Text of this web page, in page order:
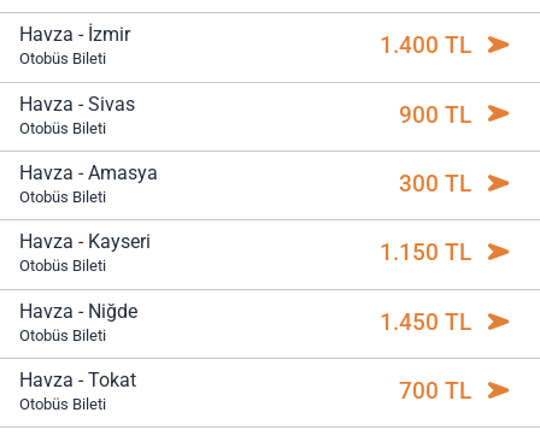
Havza - İzmir
Otobüs Bileti 1.400 TL
Havza - Sivas
Otobüs Bileti 900 TL
Havza - Amasya
Otobüs Bileti 300 TL
Havza - Kayseri
Otobüs Bileti 1.150 TL
Havza - Niğde
Otobüs Bileti 1.450 TL
Havza - Tokat
Otobüs Bileti 700 TL